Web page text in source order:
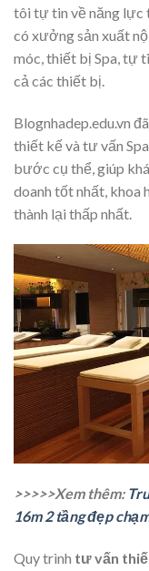
tôi tự tin về năng lực
có xưởng sản xuất
móc, thiết bị Spa, tự
cả các thiết bị.
Blognhadep.edu.vn
thiết kế và tư vấn
bước cụ thể, giúp
doanh tốt nhất, khoa
thành lại thấp nhất.
>>>>>Xem thêm:
16m 2 tầng đẹp
Quy trình tư vấn